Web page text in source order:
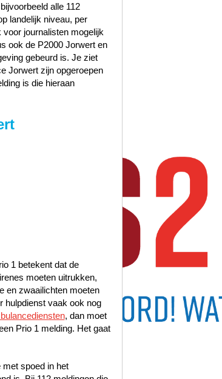
alle 112
landelijk niveau, per
journalisten mogelijk
ook de P2000 Jorwert en
gebeurd is. Je ziet
Jorwert zijn opgeroepen
is die hieraan
1 betekent dat de
moeten uitrukken,
en zwaailichten moeten
hulpdienst vaak ook nog
, dan moet
Prio 1 melding. Het gaat
spoed in het